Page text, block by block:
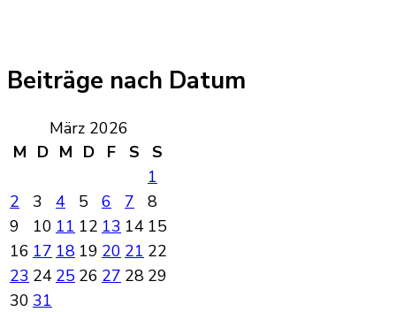
Beiträge nach Datum
März 2026
M D M D F S
S
1
2
3 4 5 6 7
8
9
10 11 12 13 14 15
16 17 18 19 20 21 22
23 24 25 26 27 28 29
30 31